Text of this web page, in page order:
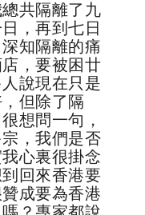
共隔離了九
，再到七日
知隔離的痛
，要被困廿
說現在只是
但除了隔
想問一句，
，我們是否
心裏很掛念
回來香港要
成要為香港